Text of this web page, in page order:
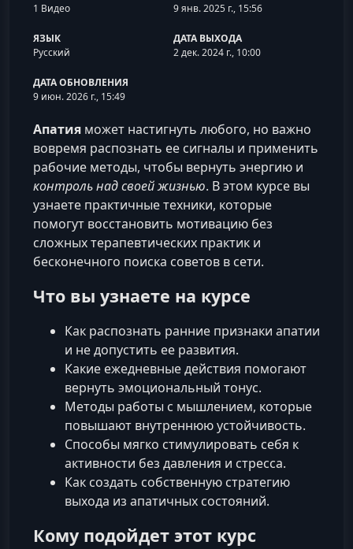
1 Видео
9 янв. 2025 г., 15:56
ЯЗЫК
Русский
ДАТА ВЫХОДА
2 дек. 2024 г., 10:00
ДАТА ОБНОВЛЕНИЯ
9 июн. 2026 г., 15:49
Апатия может настигнуть любого, но важно
вовремя распознать ее сигналы и применить
рабочие методы, чтобы вернуть энергию и
контроль над своей жизнью. В этом курсе вы
узнаете практичные техники, которые
помогут восстановить мотивацию без
сложных терапевтических практик и
бесконечного поиска советов в сети.
Что вы узнаете на курсе
Как распознать ранние признаки апатии
и не допустить ее развития.
Какие ежедневные действия помогают
вернуть эмоциональный тонус.
Методы работы с мышлением, которые
повышают внутреннюю устойчивость.
Способы мягко стимулировать себя к
активности без давления и стресса.
Как создать собственную стратегию
выхода из апатичных состояний.
Кому подойдет этот курс